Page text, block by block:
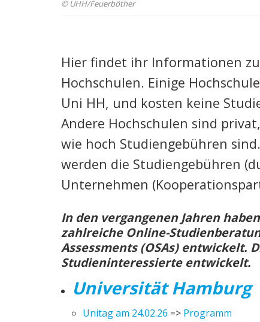
© UHH/Feuerböther
Infos über
(öffentlich und
Hier findet ihr Informationen
Hochschulen. Einige
Uni HH, und kosten keine
Andere Hochschulen sind
wie hoch Studiengebühren
werden die Studiengebühren
Unternehmen
In den vergangenen Jahren
zahlreiche Online-
Assessments (OSAs) entwickelt.
Studieninteressierte entwickelt.
Universität Hamburg
Unitag am 24.02.26 => Programm